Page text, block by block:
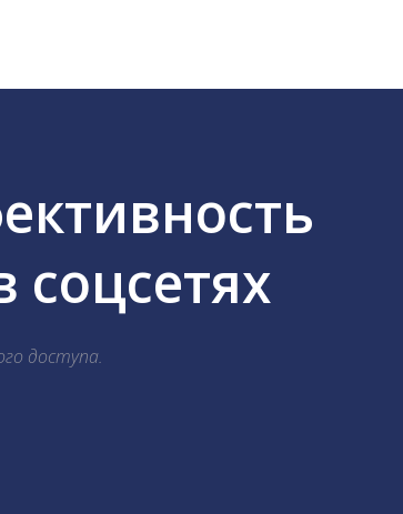
доступа.